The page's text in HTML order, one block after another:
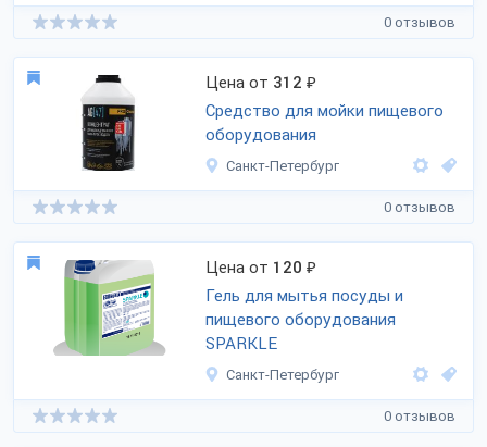
0 отзывов
Цена от 312 ₽
Средство для мойки пищевого
оборудования
Санкт-Петербург
0 отзывов
Цена от 120 ₽
Гель для мытья посуды и
пищевого оборудования
SPARKLE
Санкт-Петербург
0 отзывов